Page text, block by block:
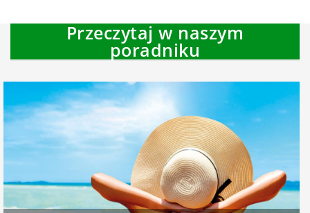
Przeczytaj w naszym
poradniku